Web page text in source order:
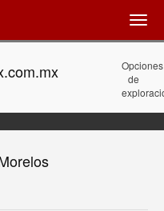
Opciones
de